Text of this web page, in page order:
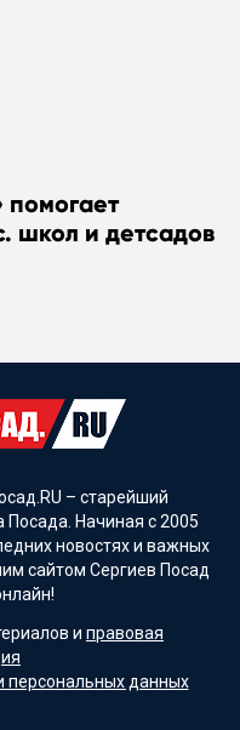
помогает
школ и детсадов
– старейший
Начиная с 2005
новостях и важных
сайтом Сергиев Посад
и правовая
персональных данных